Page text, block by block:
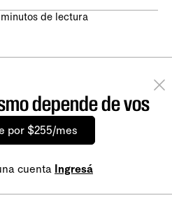
de lectura
depende de vos
por $255/mes
cuenta Ingresá